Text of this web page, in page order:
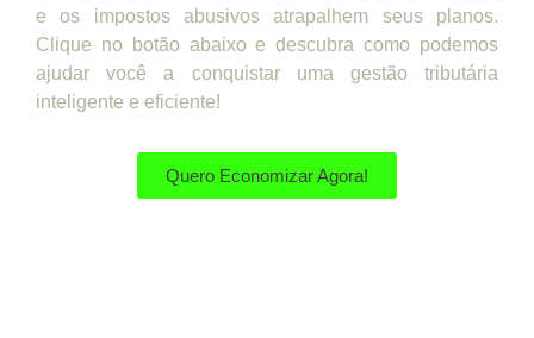
e os impostos abusivos atrapalhem seus planos.
Clique no botão abaixo e descubra como podemos
ajudar você a conquistar uma gestão tributária
inteligente e eficiente!
Quero Economizar Agora!